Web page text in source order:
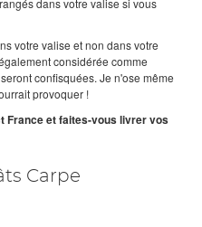
votre valise et non dans votre
considérée comme
confisquées. Je n'ose même
provoquer !
France et faites-vous livrer vos
Carpe